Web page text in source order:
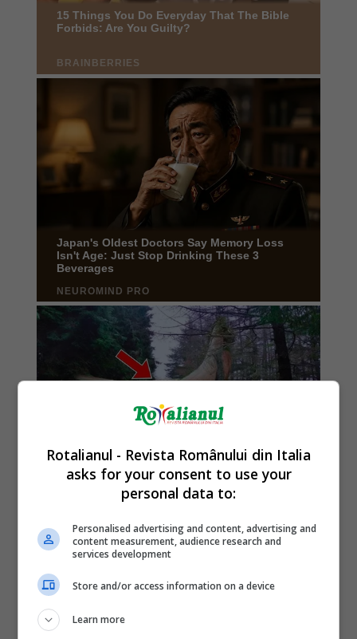
Rotalianul - Revista Românului din Italia
asks for your consent to use your
personal data to:
Personalised advertising and content, advertising and
content measurement, audience research and
services development
Store and/or access information on a device
Learn more